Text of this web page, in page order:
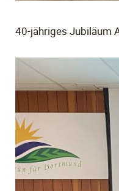
40-jähriges Jubiläum